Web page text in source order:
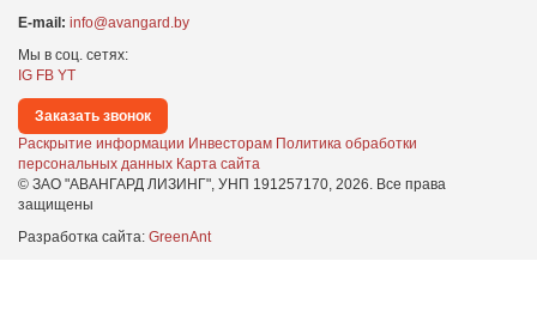
E-mail: info@avangard.by
Мы в соц. сетях:
IG FB YT
Заказать звонок
Раскрытие информации Инвесторам Политика обработки
персональных данных Карта сайта
© ЗАО "АВАНГАРД ЛИЗИНГ", УНП 191257170, 2026. Все права
защищены
Разработка сайта: GreenAnt